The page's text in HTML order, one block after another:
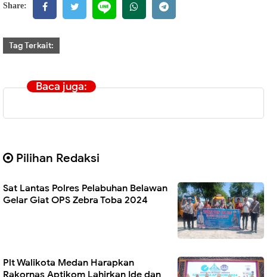
Share:
Tag Terkait:
Baca juga:
Pilihan Redaksi
Sat Lantas Polres Pelabuhan Belawan
Gelar Giat OPS Zebra Toba 2024
Plt Walikota Medan Harapkan